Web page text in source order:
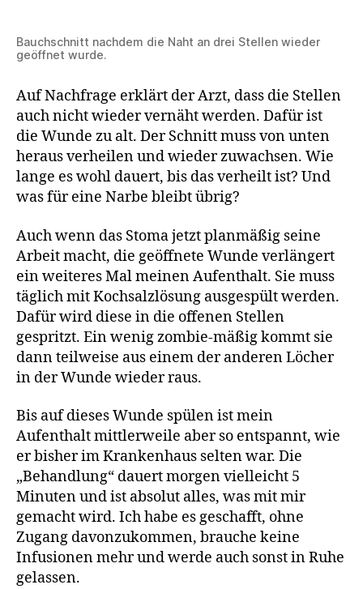
Bauchschnitt nachdem die Naht an drei Stellen wieder
geöffnet wurde.
Auf Nachfrage erklärt der Arzt, dass die Stellen
auch nicht wieder vernäht werden. Dafür ist
die Wunde zu alt. Der Schnitt muss von unten
heraus verheilen und wieder zuwachsen. Wie
lange es wohl dauert, bis das verheilt ist? Und
was für eine Narbe bleibt übrig?
Auch wenn das Stoma jetzt planmäßig seine
Arbeit macht, die geöffnete Wunde verlängert
ein weiteres Mal meinen Aufenthalt. Sie muss
täglich mit Kochsalzlösung ausgespült werden.
Dafür wird diese in die offenen Stellen
gespritzt. Ein wenig zombie-mäßig kommt sie
dann teilweise aus einem der anderen Löcher
in der Wunde wieder raus.
Bis auf dieses Wunde spülen ist mein
Aufenthalt mittlerweile aber so entspannt, wie
er bisher im Krankenhaus selten war. Die
„Behandlung“ dauert morgen vielleicht 5
Minuten und ist absolut alles, was mit mir
gemacht wird. Ich habe es geschafft, ohne
Zugang davonzukommen, brauche keine
Infusionen mehr und werde auch sonst in Ruhe
gelassen.